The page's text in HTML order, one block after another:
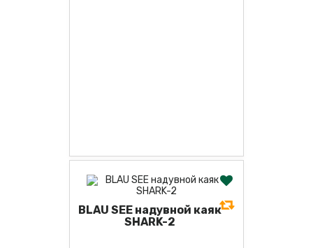
BLAU SEE надувной каяк
SHARK-2